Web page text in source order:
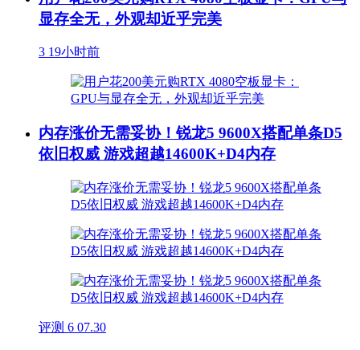
显存全无，外观却近乎完美
3 19小时前
内存涨价无需妥协！锐龙5 9600X搭配单条D5
依旧权威 游戏超越14600K+D4内存
评测 6 07.30